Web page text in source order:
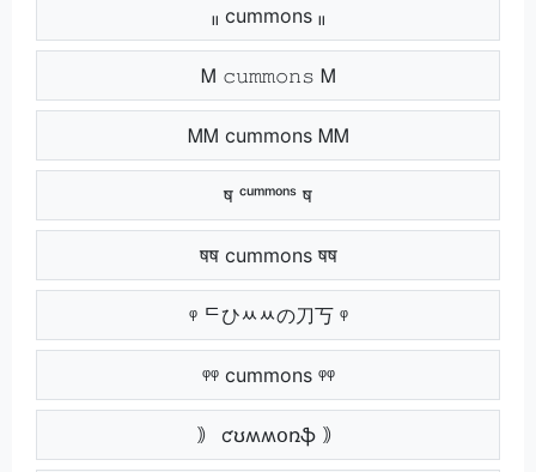
ₗₗ cummons ₗₗ
Ꮇ 𝚌𝚞𝚖𝚖𝚘𝚗𝚜 Ꮇ
ᎷᎷ cummons ᎷᎷ
ष ᶜᵘᵐᵐᵒⁿˢ ष
षष cummons षष
ᵠ ᄃひﾶﾶの刀丂 ᵠ
ᵠᵠ cummons ᵠᵠ
｠ ƈʊʍʍօռֆ ｠